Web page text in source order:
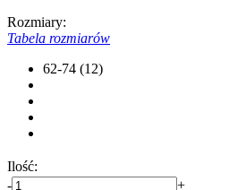
Rozmiary:
Tabela rozmiarów
62-74 (12)
Ilość:
-
+